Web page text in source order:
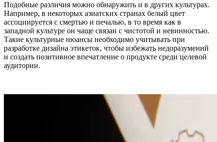
Подобные различия можно обнаружить и в других культурах.
Например, в некоторых азиатских странах белый цвет
ассоциируется с смертью и печалью, в то время как в
западной культуре он чаще связан с чистотой и невинностью.
Такие культурные нюансы необходимо учитывать при
разработке дизайна этикеток, чтобы избежать недоразумений
и создать позитивное впечатление о продукте среди целевой
аудитории.